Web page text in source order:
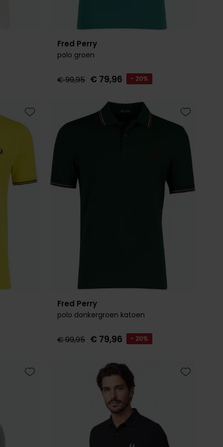
Fred Perry
polo groen
€ 99,95 € 79,96 - 20%
Toevoegen aan favorieten
Fred Perry
polo donkergroen katoen
€ 99,95 € 79,96 - 20%
Toevoegen aan favorieten